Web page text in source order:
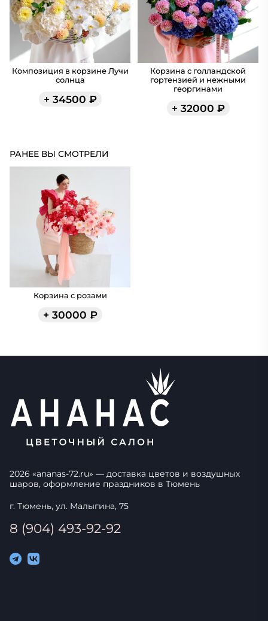
Композиция в корзине Лучи
солнца
+ 34500 ₽
Корзина с голландской
гортензией и нежными
георгинами
+ 32000 ₽
РАНЕЕ ВЫ СМОТРЕЛИ
Корзина с розами
+ 30000 ₽
2026 «ananas-72.ru» — доставка цветов и воздушных
шаров, оформление праздников в Тюмень
г. Тюмень, ул. Малыгина, 75
8 (904) 493-92-92